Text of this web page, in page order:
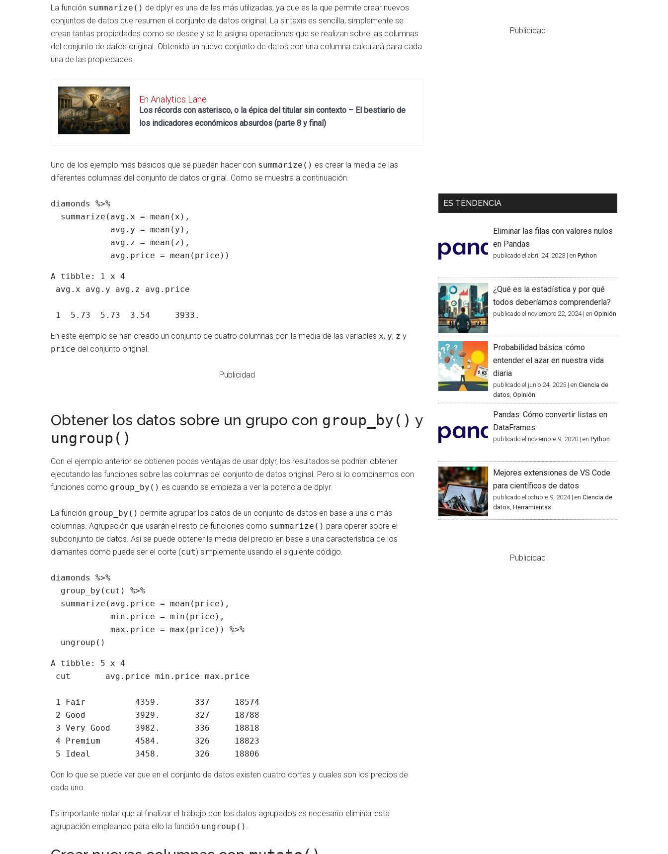
La función summarize() de dplyr es una de las más utilizadas, ya que es la que permite crear nuevos
conjuntos de datos que resumen el conjunto de datos original. La sintaxis es sencilla, simplemente se
crean tantas propiedades como se desee y se le asigna operaciones que se realizan sobre las columnas
del conjunto de datos original. Obtenido un nuevo conjunto de datos con una columna calculará para cada
una de las propiedades.
En Analytics Lane
Los récords con asterisco, o la épica del titular sin contexto – El bestiario de
los indicadores económicos absurdos (parte 8 y final)
Uno de los ejemplo más básicos que se pueden hacer con summarize() es crear la media de las
diferentes columnas del conjunto de datos original. Como se muestra a continuación.
diamonds %>%
  summarize(avg.x = mean(x),
            avg.y = mean(y),
            avg.z = mean(z),
            avg.price = mean(price))
A tibble: 1 x 4
1  5.73  5.73  3.54     3933.
En este ejemplo se han creado un conjunto de cuatro columnas con la media de las variables x, y, z y
price del conjunto original.
Publicidad
Obtener los datos sobre un grupo con group_by() y
ungroup()
Con el ejemplo anterior se obtienen pocas ventajas de usar dplyr, los resultados se podrían obtener
ejecutando las funciones sobre las columnas del conjunto de datos original. Pero si lo combinamos con
funciones como group_by() es cuando se empieza a ver la potencia de dplyr.
La función group_by() permite agrupar los datos de un conjunto de datos en base a una o más
columnas. Agrupación que usarán el resto de funciones como summarize() para operar sobre el
subconjunto de datos. Así se puede obtener la media del precio en base a una característica de los
diamantes como puede ser el corte (cut) simplemente usando el siguiente código.
diamonds %>%
  group_by(cut) %>%
  summarize(avg.price = mean(price),
            min.price = min(price),
            max.price = max(price)) %>%
  ungroup()
A tibble: 5 x 4
5 Ideal         3458.       326     18806
Con lo que se puede ver que en el conjunto de datos existen cuatro cortes y cuales son los precios de
cada uno.
Es importante notar que al finalizar el trabajo con los datos agrupados es necesario eliminar esta
agrupación empleando para ello la función ungroup()
Publicidad
ES TENDENCIA
Eliminar las filas con valores nulos
en Pandas
publicado el abril 24, 2023 | en Python
¿Qué es la estadística y por qué
todos deberíamos comprenderla?
publicado el noviembre 22, 2024| en Opinión
Probabilidad básica: cómo
entender el azar en nuestra vida
diaria
publicado el junio 24, 2025 | en Ciencia de
datos, Opinión
Pandas: Cómo convertir listas en
DataFrames
publicado el noviembre 9, 2020 | en Python
Mejores extensiones de VS Code
para científicos de datos
publicado el octubre 9, 2024| en Ciencia de
datos, Herramientas
Publicidad